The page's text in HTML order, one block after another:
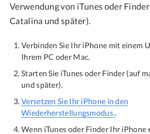
Verwendung von iTunes oder
Catalina und später).
Verbinden Sie Ihr iPhone mit einem
Ihrem PC oder Mac.
Starten Sie iTunes oder Finder (auf
und später).
Versetzen Sie Ihr iPhone in den
Wiederherstellungsmodus.
Wenn iTunes oder Finder Ihr iPhone